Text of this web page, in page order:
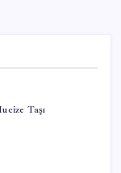
Taşı